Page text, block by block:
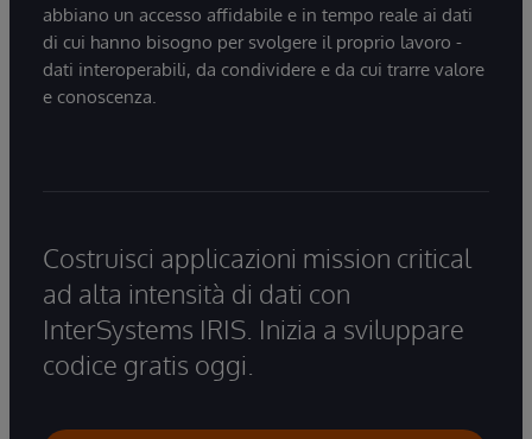
abbiano un accesso affidabile e in tempo reale ai dati
di cui hanno bisogno per svolgere il proprio lavoro -
dati interoperabili, da condividere e da cui trarre valore
e conoscenza.
Costruisci applicazioni mission critical
ad alta intensità di dati con
InterSystems IRIS. Inizia a sviluppare
codice gratis oggi.